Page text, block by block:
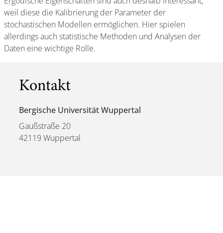
weil diese die Kalibrierung der Parameter der
stochastischen Modellen ermöglichen. Hier spielen
allerdings auch statistische Methoden und Analysen der
Daten eine wichtige Rolle.
Kontakt
Bergische Universität Wuppertal
Gaußstraße 20
42119 Wuppertal